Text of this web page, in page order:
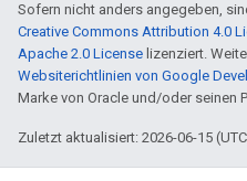
Sofern nicht anders angegeben,
Creative Commons Attribution 4.0
Apache 2.0 License lizenziert.
Websiterichtlinien von Google
Marke von Oracle und/oder seinen
Zuletzt aktualisiert: 2026-06-15